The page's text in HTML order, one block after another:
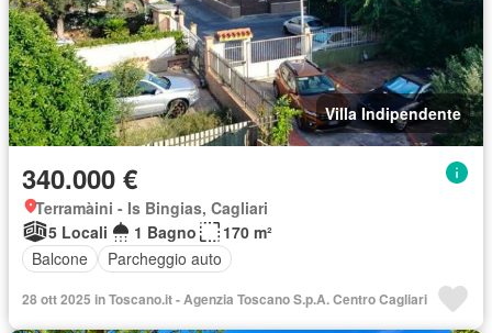
Villa Indipendente
340.000 €
Terramàini - Is Bingias, Cagliari
5 Locali
1 Bagno
170 m²
Balcone
Parcheggio auto
28 ott 2025 in Toscano.it - Agenzia Toscano S.p.A. Centro Cagliari